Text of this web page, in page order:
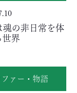
魂の非日常を体
世界
ァー・物語